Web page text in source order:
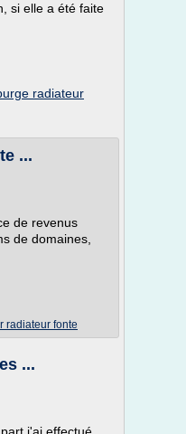
si elle a été faite
radiateur
...
de revenus
de domaines,
radiateur fonte
...